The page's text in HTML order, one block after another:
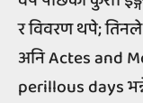
र विवरण थपे;
अनि Actes and
perillous days